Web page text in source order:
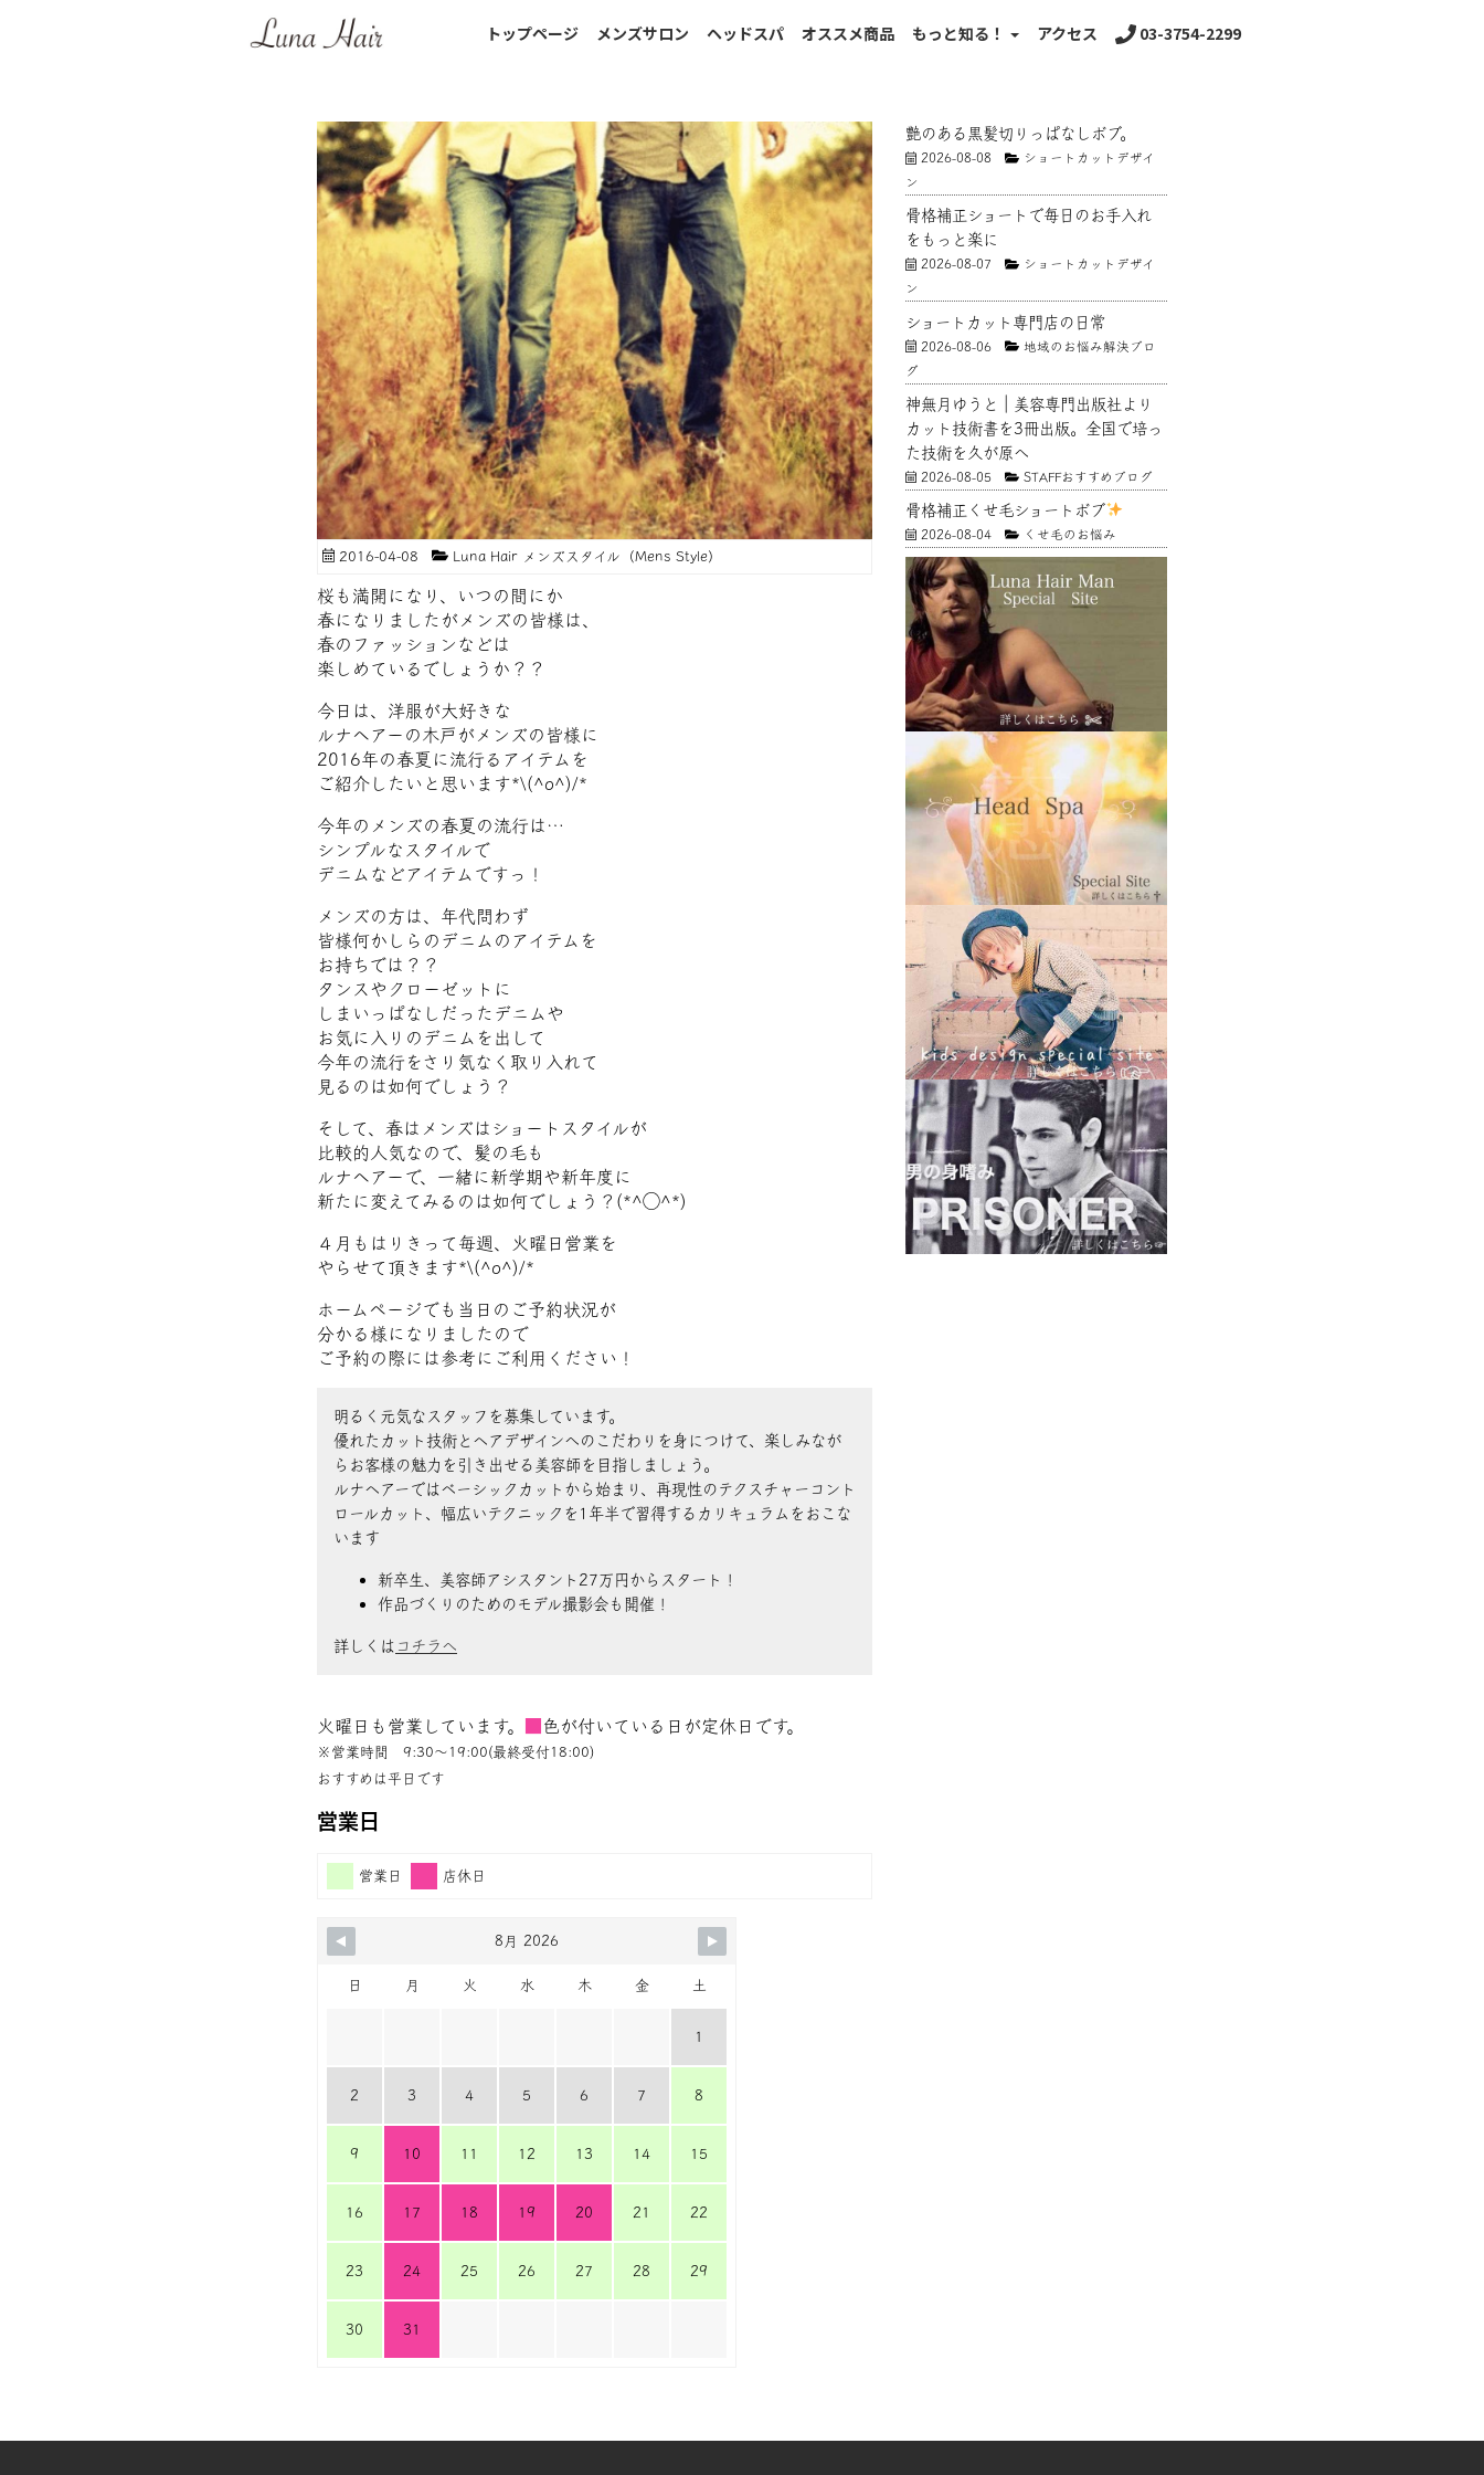
トップページ メンズサロン ヘッドスパ オススメ商品 もっと知る！ アクセス 03-3754-2299
2016-04-08 Luna Hair メンズスタイル（Mens Style）
桜も満開になり、いつの間にか
春になりましたがメンズの皆様は、
春のファッションなどは
楽しめているでしょうか？？
今日は、洋服が大好きな
ルナヘアーの木戸がメンズの皆様に
2016年の春夏に流行るアイテムを
ご紹介したいと思います*\(^o^)/*
今年のメンズの春夏の流行は…
シンプルなスタイルで
デニムなどアイテムですっ！
メンズの方は、年代問わず
皆様何かしらのデニムのアイテムを
お持ちでは？？
タンスやクローゼットに
しまいっぱなしだったデニムや
お気に入りのデニムを出して
今年の流行をさり気なく取り入れて
見るのは如何でしょう？
そして、春はメンズはショートスタイルが
比較的人気なので、髪の毛も
ルナヘアーで、一緒に新学期や新年度に
新たに変えてみるのは如何でしょう？(*^◯^*)
４月もはりきって毎週、火曜日営業を
やらせて頂きます*\(^o^)/*
ホームページでも当日のご予約状況が
分かる様になりましたので
ご予約の際には参考にご利用ください！
明るく元気なスタッフを募集しています。
優れたカット技術とヘアデザインへのこだわりを身につけて、楽しみなが
らお客様の魅力を引き出せる美容師を目指しましょう。
ルナヘアーではベーシックカットから始まり、再現性のテクスチャーコント
ロールカット、幅広いテクニックを1年半で習得するカリキュラムをおこな
います
新卒生、美容師アシスタント27万円からスタート！
作品づくりのためのモデル撮影会も開催！
詳しくは コチラへ
火曜日も営業しています。 色が付いている日が定休日です。
※営業時間 9:30〜19:00(最終受付18:00)
おすすめは平日です
営業日
営業日 店休日
8月 2026
日 月 火 水 木 金 土
1
2 3 4 5 6 7 8
9 10 11 12 13 14 15
16 17 18 19 20 21 22
23 24 25 26 27 28 29
30 31
艶のある黒髪切りっぱなしボブ。
2026-08-08
ショートカットデザイ
ン
骨格補正ショートで毎日のお手入れ
をもっと楽に
2026-08-07
ショートカットデザイ
ン
ショートカット専門店の日常
2026-08-06
地域のお悩み解決ブロ
グ
神無月ゆうと｜美容専門出版社より
カット技術書を3冊出版。全国で培っ
た技術を久が原へ
2026-08-05 STAFFおすすめブログ
骨格補正くせ毛ショートボブ
2026-08-04 くせ毛のお悩み